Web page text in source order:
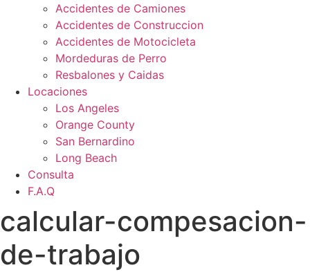
Accidentes de Camiones
Accidentes de Construccion
Accidentes de Motocicleta
Mordeduras de Perro
Resbalones y Caidas
Locaciones
Los Angeles
Orange County
San Bernardino
Long Beach
Consulta
F.A.Q
calcular-compesacion-
de-trabajo